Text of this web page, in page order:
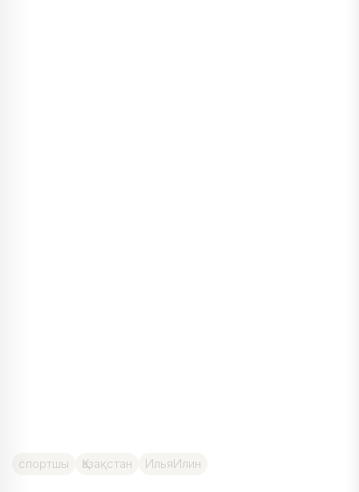
спортшы Қазақстан ИльяИлин